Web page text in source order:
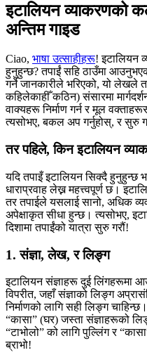
इटालियन व्याकरणको
अन्तिम गाइड
Ciao, भाषा उत्साहीहरू! इटालियन
हुनुहुन्छ? तपाईं सहि ठाउँमा
गर्ने जानकारीले भरिएको, यो लेखले
कहिलेकाहीँ कठिन) संसारमा
वाक्यहरू निर्माण गर्न र मूल
त्यसोभए, बकल अप गर्नुहोस्, र सुरु
तर पहिले, किन इटालियन
यदि तपाइँ इटालियन सिक्दै हुनुहुन्छ
धाराप्रवाह लेख्न महत्त्वपूर्ण छ।
तर तपाईले यसलाई सानो, अधिक
अपेक्षाकृत सीधा हुन्छ। त्यसोभए,
दिशामा तपाईंको यात्रा सुरु गरौं!
1. संज्ञा, लेख, र लिङ्ग
इटालियन संज्ञाहरू दुई लिंगहरूमा
विपरीत, जहाँ संज्ञाको लिङ्ग
निर्माणको लागि सही लिङ्ग
“कासा” (घर) जस्ता संज्ञाहरूको
“टाभोलो” को लागि पुल्लिंग र
ब्राभो!